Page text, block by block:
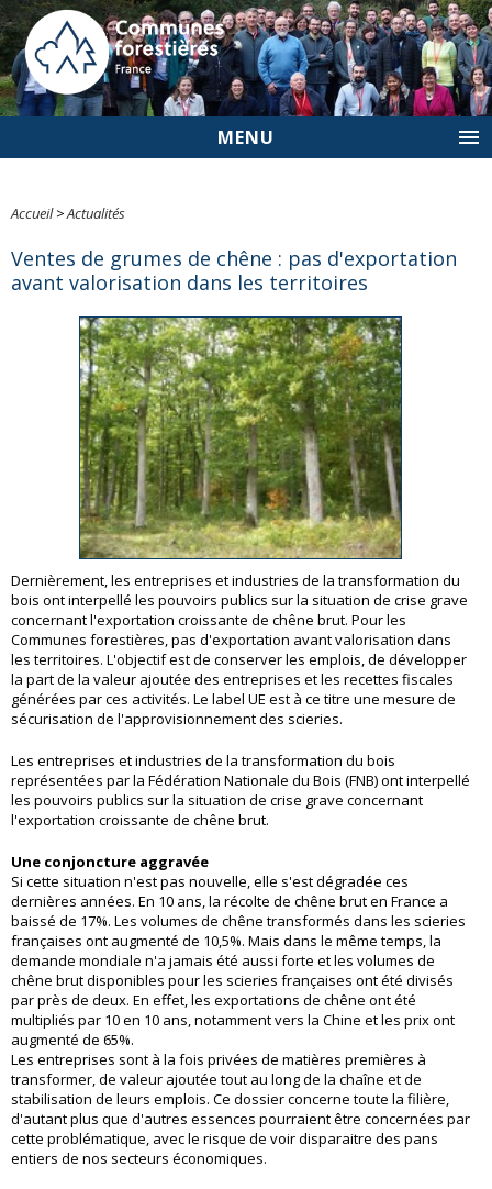
MENU
Accueil>Actualités
Ventes de grumes de chêne : pas d'exportation
avant valorisation dans les territoires
Dernièrement, les entreprises et industries de la transformation du
bois ont interpellé les pouvoirs publics sur la situation de crise grave
concernant l'exportation croissante de chêne brut. Pour les
Communes forestières, pas d'exportation avant valorisation dans
les territoires. L'objectif est de conserver les emplois, de développer
la part de la valeur ajoutée des entreprises et les recettes fiscales
générées par ces activités. Le label UE est à ce titre une mesure de
sécurisation de l'approvisionnement des scieries.
Les entreprises et industries de la transformation du bois
représentées par la Fédération Nationale du Bois (FNB) ont interpellé
les pouvoirs publics sur la situation de crise grave concernant
l'exportation croissante de chêne brut.
Une conjoncture aggravée
Si cette situation n'est pas nouvelle, elle s'est dégradée ces
dernières années. En 10 ans, la récolte de chêne brut en France a
baissé de 17%. Les volumes de chêne transformés dans les scieries
françaises ont augmenté de 10,5%. Mais dans le même temps, la
demande mondiale n'a jamais été aussi forte et les volumes de
chêne brut disponibles pour les scieries françaises ont été divisés
par près de deux. En effet, les exportations de chêne ont été
multipliés par 10 en 10 ans, notamment vers la Chine et les prix ont
augmenté de 65%.
Les entreprises sont à la fois privées de matières premières à
transformer, de valeur ajoutée tout au long de la chaîne et de
stabilisation de leurs emplois. Ce dossier concerne toute la filière,
d'autant plus que d'autres essences pourraient être concernées par
cette problématique, avec le risque de voir disparaitre des pans
entiers de nos secteurs économiques.